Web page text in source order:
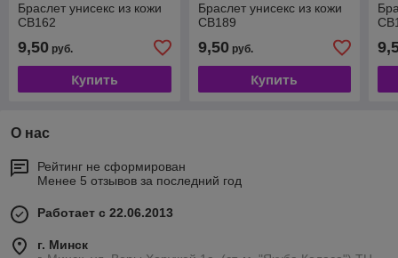
Браслет унисекс из кожи
CB162
9,50 руб.
Купить
Браслет унисекс из кожи
CB189
9,50руб.
Купить
О нас
Рейтинг не сформирован
Менее 5 отзывов за последний год
Работает с 22.06.2013
г. Минск